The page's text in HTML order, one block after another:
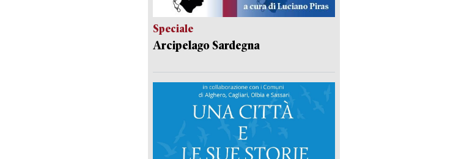
Speciale
Arcipelago Sardegna